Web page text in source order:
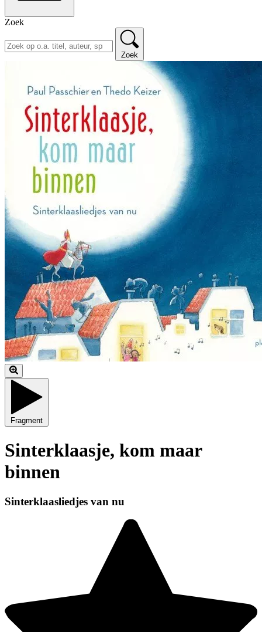
Zoek
Zoek
Fragment
Sinterklaasje, kom maar
binnen
Sinterklaasliedjes van nu